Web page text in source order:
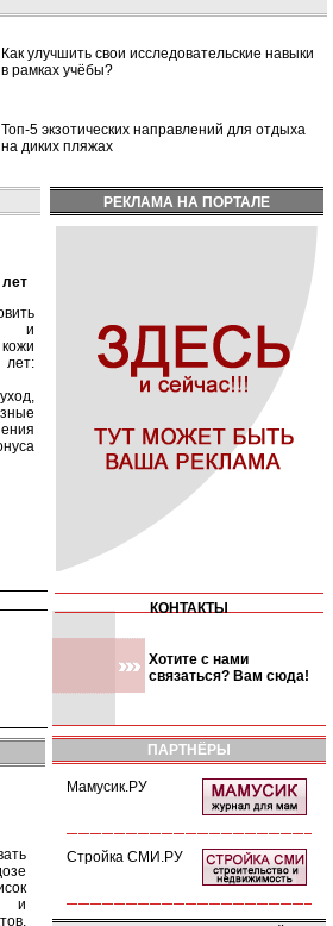
Как улучшить свои исследовательские навыки
в рамках учёбы?
Топ-5 экзотических направлений для отдыха
на диких пляжах
лет
и
РЕКЛАМА НА ПОРТАЛЕ
КОНТАКТЫ
Хотите с нами
связаться? Вам сюда!
и
ПАРТНЁРЫ
Мамусик.РУ
Стройка СМИ.РУ